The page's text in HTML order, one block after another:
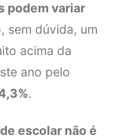
podem variar
sem dúvida, um
acima da
ano pelo
.
escolar não é